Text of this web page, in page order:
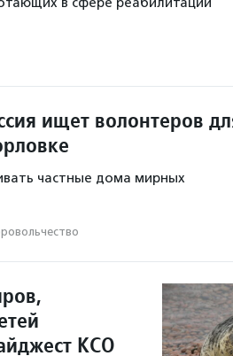
ищет волонтеров
частные дома мирных
КСО